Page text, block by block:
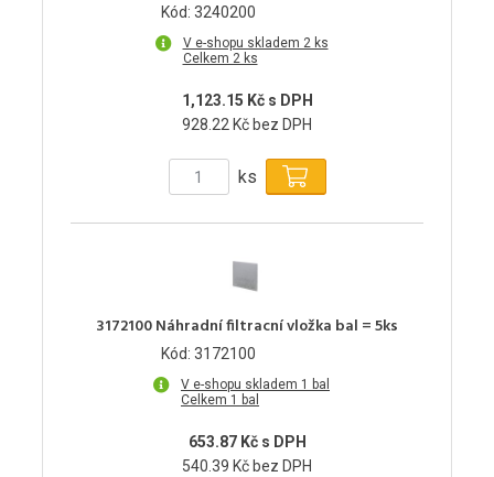
Kód: 3240200
V e-shopu skladem 2 ks
Celkem 2 ks
1,123.15 Kč s DPH
928.22 Kč bez DPH
ks
3172100 Náhradní filtracní vložka bal = 5ks
Kód: 3172100
V e-shopu skladem 1 bal
Celkem 1 bal
653.87 Kč s DPH
540.39 Kč bez DPH